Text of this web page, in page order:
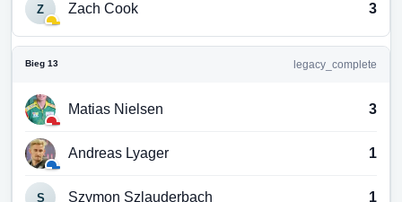
Z Zach Cook 3
Bieg 13 legacy_complete
Matias Nielsen 3
Andreas Lyager 1
S Szymon Szlauderbach 1